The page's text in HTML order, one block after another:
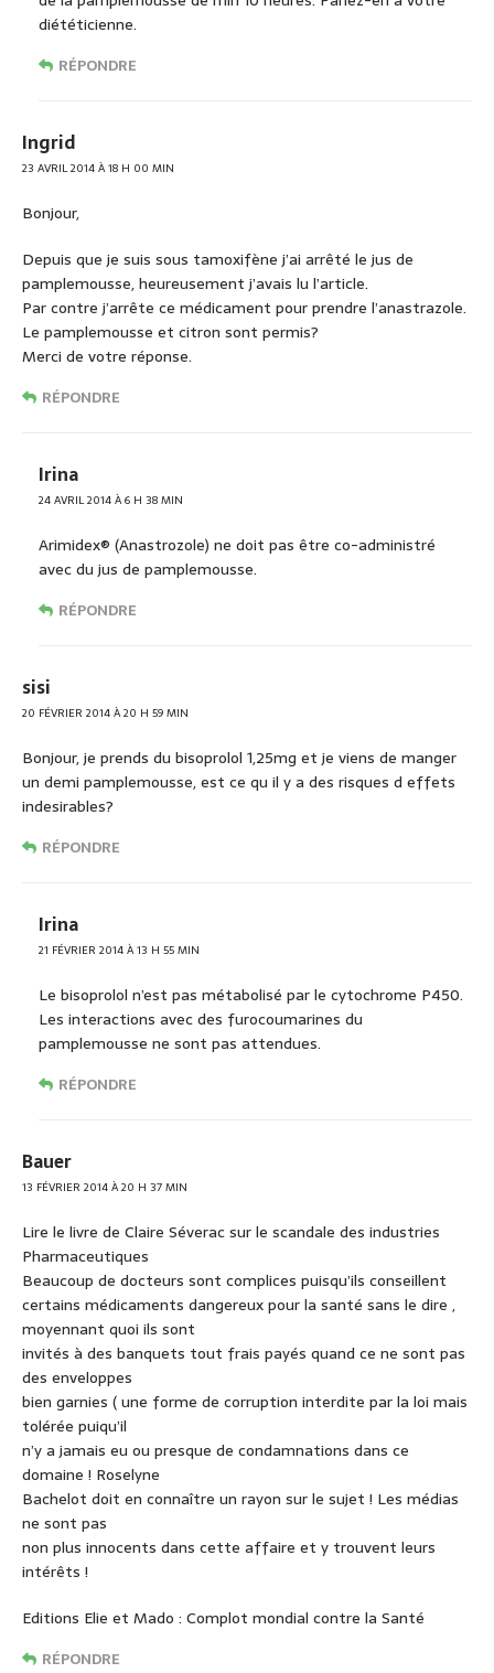
diététicienne.
RÉPONDRE
Ingrid
23 AVRIL 2014 À 18 H 00 MIN
Bonjour,
Depuis que je suis sous tamoxifène j’ai arrêté le jus de
pamplemousse, heureusement j’avais lu l’article.
Par contre j’arrête ce médicament pour prendre l’anastrazole.
Le pamplemousse et citron sont permis?
Merci de votre réponse.
RÉPONDRE
Irina
24 AVRIL 2014 À 6 H 38 MIN
Arimidex® (Anastrozole) ne doit pas être co-administré
avec du jus de pamplemousse.
RÉPONDRE
sisi
20 FÉVRIER 2014 À 20 H 59 MIN
Bonjour, je prends du bisoprolol 1,25mg et je viens de manger
un demi pamplemousse, est ce qu il y a des risques d effets
indesirables?
RÉPONDRE
Irina
21 FÉVRIER 2014 À 13 H 55 MIN
Le bisoprolol n’est pas métabolisé par le cytochrome P450.
Les interactions avec des furocoumarines du
pamplemousse ne sont pas attendues.
RÉPONDRE
Bauer
13 FÉVRIER 2014 À 20 H 37 MIN
Lire le livre de Claire Séverac sur le scandale des industries
Pharmaceutiques
Beaucoup de docteurs sont complices puisqu’ils conseillent
certains médicaments dangereux pour la santé sans le dire ,
moyennant quoi ils sont
invités à des banquets tout frais payés quand ce ne sont pas
des enveloppes
bien garnies ( une forme de corruption interdite par la loi mais
tolérée puiqu’il
n’y a jamais eu ou presque de condamnations dans ce
domaine ! Roselyne
Bachelot doit en connaître un rayon sur le sujet ! Les médias
ne sont pas
non plus innocents dans cette affaire et y trouvent leurs
intérêts !
Editions Elie et Mado : Complot mondial contre la Santé
RÉPONDRE